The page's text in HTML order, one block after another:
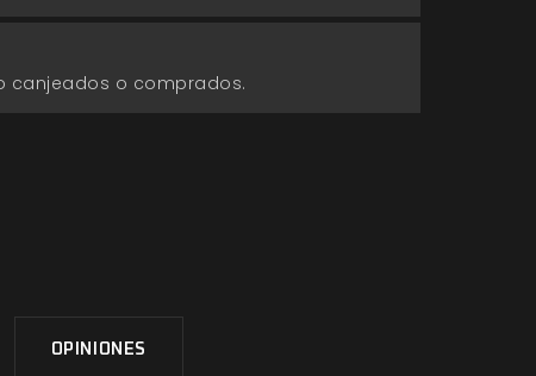
canjeados o comprados.
OPINIONES